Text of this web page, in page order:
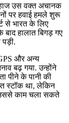
उस वक्त अचानक
पर हवाई हमले शुरू
से भारत के लिए
हालात बिगड़ गए
और अन्य
बढ़ गया. उन्होंने
पीने के पानी की
स्टॉक था, लेकिन
उससे काम चला सकते